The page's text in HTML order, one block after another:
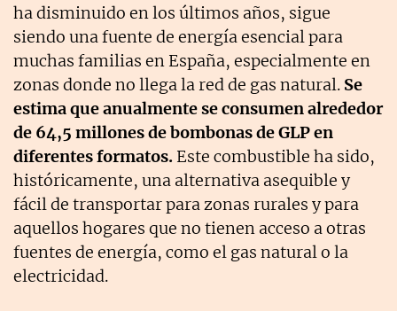
ha disminuido en los últimos años, sigue
siendo una fuente de energía esencial para
muchas familias en España, especialmente en
zonas donde no llega la red de gas natural. Se
estima que anualmente se consumen alrededor
de 64,5 millones de bombonas de GLP en
diferentes formatos. Este combustible ha sido,
históricamente, una alternativa asequible y
fácil de transportar para zonas rurales y para
aquellos hogares que no tienen acceso a otras
fuentes de energía, como el gas natural o la
electricidad.